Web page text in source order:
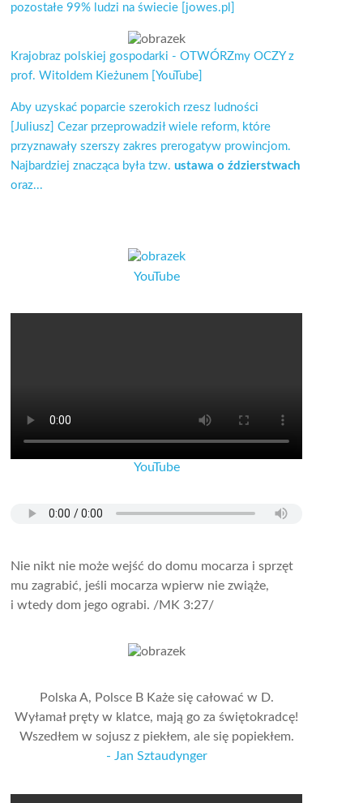
pozostałe 99% ludzi na świecie [jowes.pl]
Krajobraz polskiej gospodarki - OTWÓRZmy OCZY z
prof. Witoldem Kieżunem [YouTube]
Aby uzyskać poparcie szerokich rzesz ludności
[Juliusz] Cezar przeprowadził wiele reform, które
przyznawały szerszy zakres prerogatyw prowincjom.
Najbardziej znacząca była tzw.ustawa o ździerstwach
oraz...
YouTube
YouTube
Nie nikt nie może wejść do domu mocarza i sprzęt
mu zagrabić, jeśli mocarza wpierw nie zwiąże,
i wtedy dom jego ograbi. /MK 3:27/
Polska A, Polsce B Każe się całować w D.
Wyłamał pręty w klatce, mają go za świętokradcę!
Wszedłem w sojusz z piekłem, ale się popiekłem.
- Jan Sztaudynger